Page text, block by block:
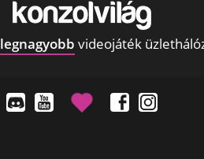
legnagyobb videojáték